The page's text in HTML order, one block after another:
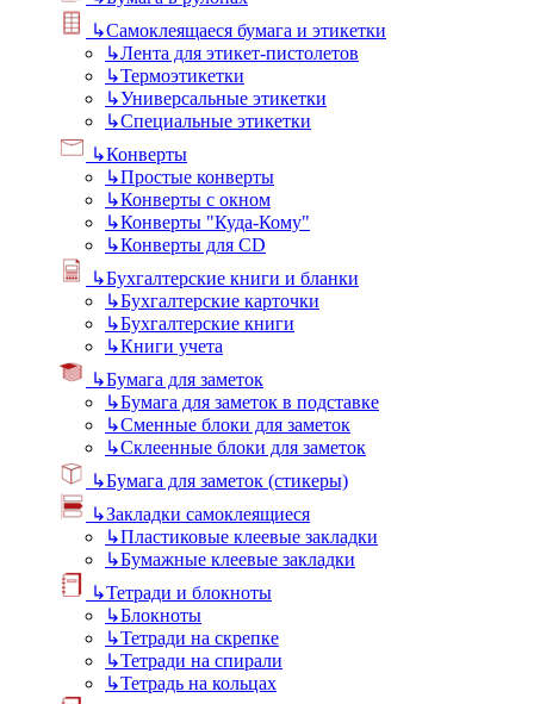
↳Самоклеящаеся бумага и этикетки
↳Лента для этикет-пистолетов
↳Термоэтикетки
↳Универсальные этикетки
↳Специальные этикетки
↳Конверты
↳Простые конверты
↳Конверты с окном
↳Конверты "Куда-Кому"
↳Конверты для CD
↳Бухгалтерские книги и бланки
↳Бухгалтерские карточки
↳Бухгалтерские книги
↳Книги учета
↳Бумага для заметок
↳Бумага для заметок в подставке
↳Сменные блоки для заметок
↳Склеенные блоки для заметок
↳Бумага для заметок (стикеры)
↳Закладки самоклеящиеся
↳Пластиковые клеевые закладки
↳Бумажные клеевые закладки
↳Тетради и блокноты
↳Блокноты
↳Тетради на скрепке
↳Тетради на спирали
↳Тетрадь на кольцах